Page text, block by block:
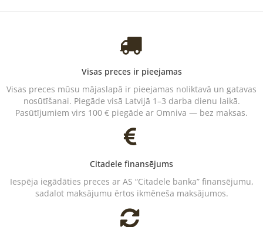
Visas preces ir pieejamas
Visas preces mūsu mājaslapā ir pieejamas noliktavā un gatavas
nosūtīšanai. Piegāde visā Latvijā 1–3 darba dienu laikā.
Pasūtījumiem virs 100 € piegāde ar Omniva — bez maksas.
Citadele finansējums
Iespēja iegādāties preces ar AS “Citadele banka” finansējumu,
sadalot maksājumu ērtos ikmēneša maksājumos.